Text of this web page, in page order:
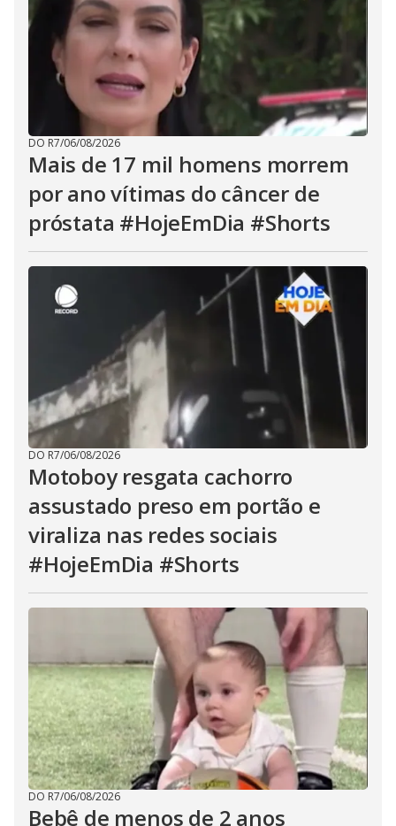
DO R7/06/08/2026
Mais de 17 mil homens morrem
por ano vítimas do câncer de
próstata #HojeEmDia #Shorts
DO R7/06/08/2026
Motoboy resgata cachorro
assustado preso em portão e
viraliza nas redes sociais
#HojeEmDia #Shorts
DO R7/06/08/2026
Bebê de menos de 2 anos